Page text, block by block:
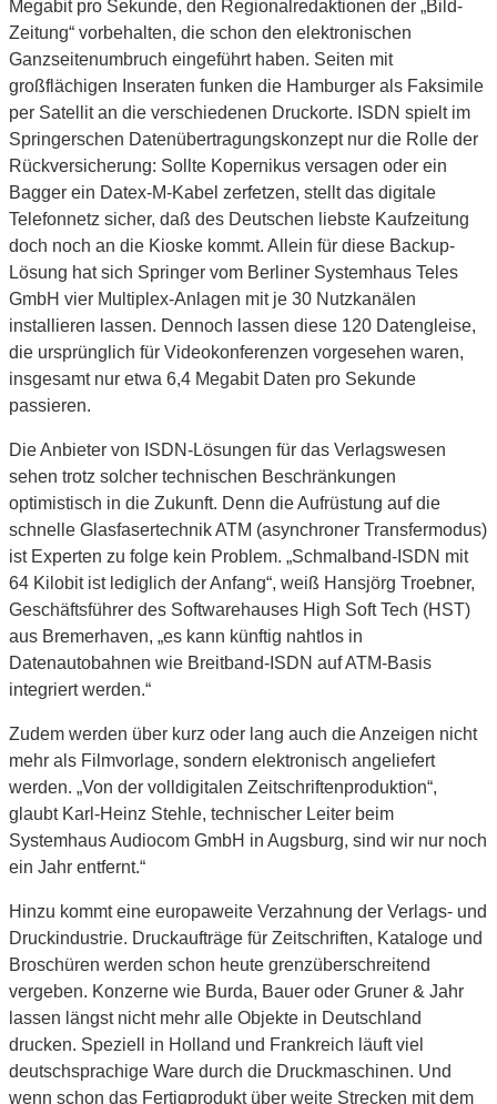
Megabit pro Sekunde, den Regionalredaktionen der „Bild-
Zeitung“ vorbehalten, die schon den elektronischen
Ganzseitenumbruch eingeführt haben. Seiten mit
großflächigen Inseraten funken die Hamburger als Faksimile
per Satellit an die verschiedenen Druckorte. ISDN spielt im
Springerschen Datenübertragungskonzept nur die Rolle der
Rückversicherung: Sollte Kopernikus versagen oder ein
Bagger ein Datex-M-Kabel zerfetzen, stellt das digitale
Telefonnetz sicher, daß des Deutschen liebste Kaufzeitung
doch noch an die Kioske kommt. Allein für diese Backup-
Lösung hat sich Springer vom Berliner Systemhaus Teles
GmbH vier Multiplex-Anlagen mit je 30 Nutzkanälen
installieren lassen. Dennoch lassen diese 120 Datengleise,
die ursprünglich für Videokonferenzen vorgesehen waren,
insgesamt nur etwa 6,4 Megabit Daten pro Sekunde
passieren.
Die Anbieter von ISDN-Lösungen für das Verlagswesen
sehen trotz solcher technischen Beschränkungen
optimistisch in die Zukunft. Denn die Aufrüstung auf die
schnelle Glasfasertechnik ATM (asynchroner Transfermodus)
ist Experten zu folge kein Problem. „Schmalband-ISDN mit
64 Kilobit ist lediglich der Anfang“, weiß Hansjörg Troebner,
Geschäftsführer des Softwarehauses High Soft Tech (HST)
aus Bremerhaven, „es kann künftig nahtlos in
Datenautobahnen wie Breitband-ISDN auf ATM-Basis
integriert werden.“
Zudem werden über kurz oder lang auch die Anzeigen nicht
mehr als Filmvorlage, sondern elektronisch angeliefert
werden. „Von der volldigitalen Zeitschriftenproduktion“,
glaubt Karl-Heinz Stehle, technischer Leiter beim
Systemhaus Audiocom GmbH in Augsburg, sind wir nur noch
ein Jahr entfernt.“
Hinzu kommt eine europaweite Verzahnung der Verlags- und
Druckindustrie. Druckaufträge für Zeitschriften, Kataloge und
Broschüren werden schon heute grenzüberschreitend
vergeben. Konzerne wie Burda, Bauer oder Gruner & Jahr
lassen längst nicht mehr alle Objekte in Deutschland
drucken. Speziell in Holland und Frankreich läuft viel
deutschsprachige Ware durch die Druckmaschinen. Und
wenn schon das Fertigprodukt über weite Strecken mit dem